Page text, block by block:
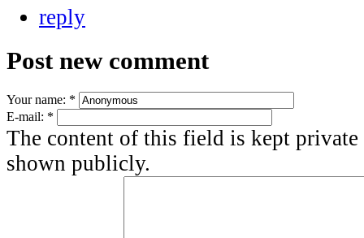
reply
Post new comment
Your name: *
E-mail: *
The content of this field is kept
shown publicly.